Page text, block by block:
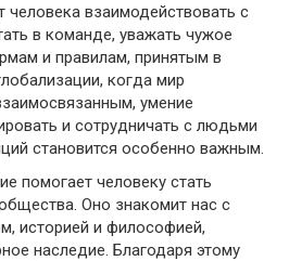
человека взаимодействовать с
в команде, уважать чужое
и правилам, принятым в
когда мир
умение
и сотрудничать с людьми
становится особенно важным.
помогает человеку стать
Оно знакомит нас с
историей и философией,
наследие. Благодаря этому